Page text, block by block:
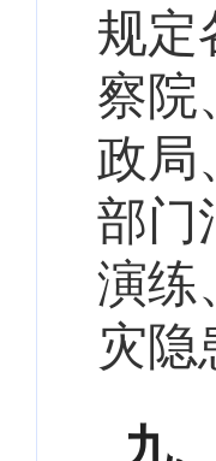
规定
察院
政局
部门
演练
灾隐
九、